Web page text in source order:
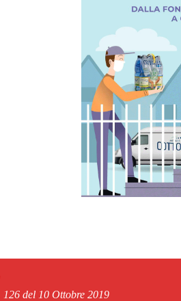
del 10 Ottobre 2019